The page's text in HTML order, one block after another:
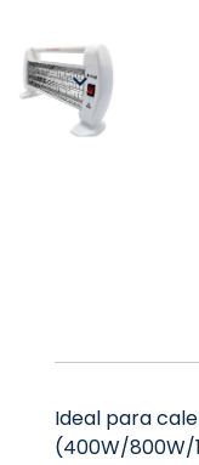

Ideal para
(400W/800W/